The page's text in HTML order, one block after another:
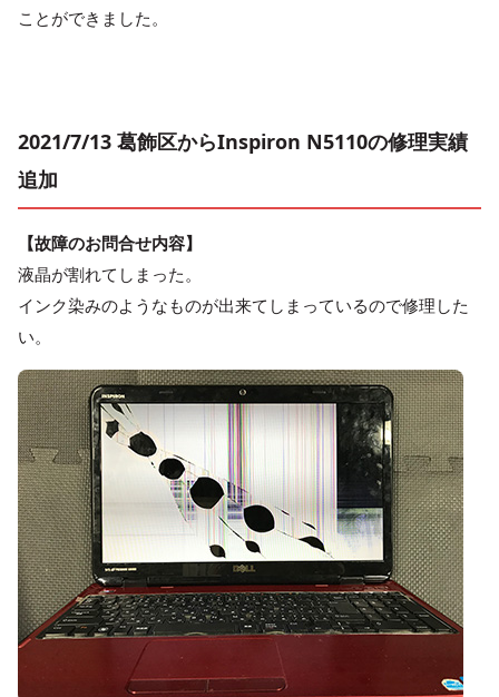
ことができました。
2021/7/13 葛飾区からInspiron N5110の修理実績
追加
【故障のお問合せ内容】
液晶が割れてしまった。
インク染みのようなものが出来てしまっているので修理した
い。